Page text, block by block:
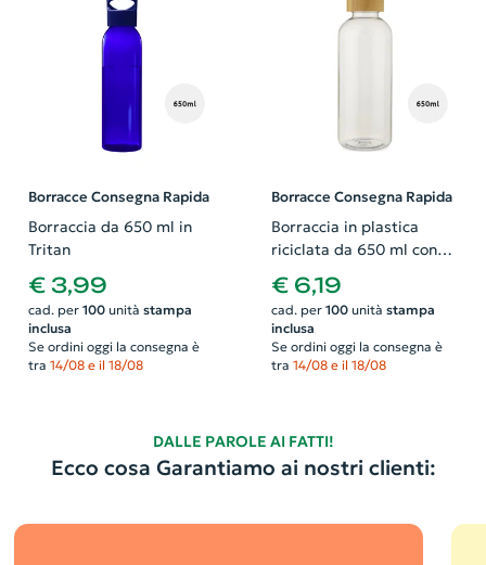
Borracce Consegna Rapida
Borraccia da 650 ml in
Tritan
€ 3,99
cad. per 100unità stampa
inclusa
Se ordini oggi la consegna è
tra 14/08 e il 18/08
Borracce Consegna Rapida
Borraccia in plastica
riciclata da 650 ml con
tappo in bambù
€ 6,19
cad. per 100unità stampa
inclusa
Se ordini oggi la consegna è
tra 14/08 e il 18/08
DALLE PAROLE AI FATTI!
Ecco cosa Garantiamo ai nostri clienti: